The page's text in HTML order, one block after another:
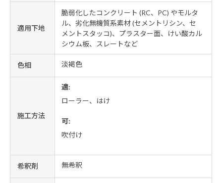
適用下地
脆弱化したコンクリート (RC、PC) やモルタ
ル、劣化無機質系素材 (セメントリシン、セ
メントスタッコ)、プラスター面、けい酸カル
シウム板、スレートなど
色相 淡褐色
施工方法
適:
ローラー、はけ
可:
吹付け
希釈剤 無希釈